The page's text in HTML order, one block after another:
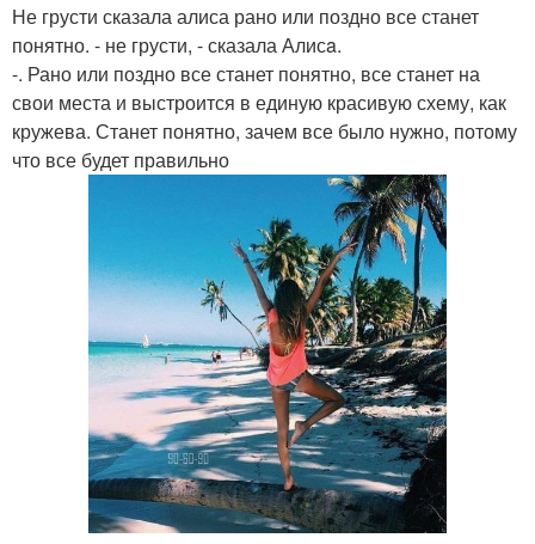
Не грусти сказала алиса рано или поздно все станет
понятно. - не грусти, - сказала Алисa.
-. Рано или поздно все станет понятно, все станет на
свои места и выстроится в единую красивую схему, как
кружева. Станет понятно, зачем все было нужно, потому
что все будет правильно